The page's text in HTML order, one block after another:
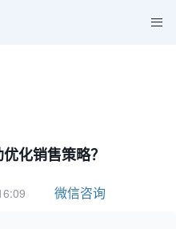
化销售策略？
微信咨询